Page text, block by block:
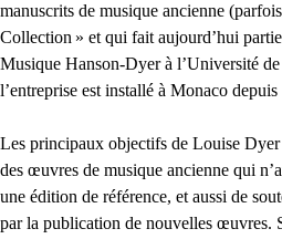
manuscrits de musique ancienne
Collection » et qui fait aujourd’hui
Musique Hanson-Dyer à l’Université
l’entreprise est installé à Monaco depuis
Les principaux objectifs de Louise
des œuvres de musique ancienne qui
une édition de référence, et aussi de
par la publication de nouvelles œuvres.